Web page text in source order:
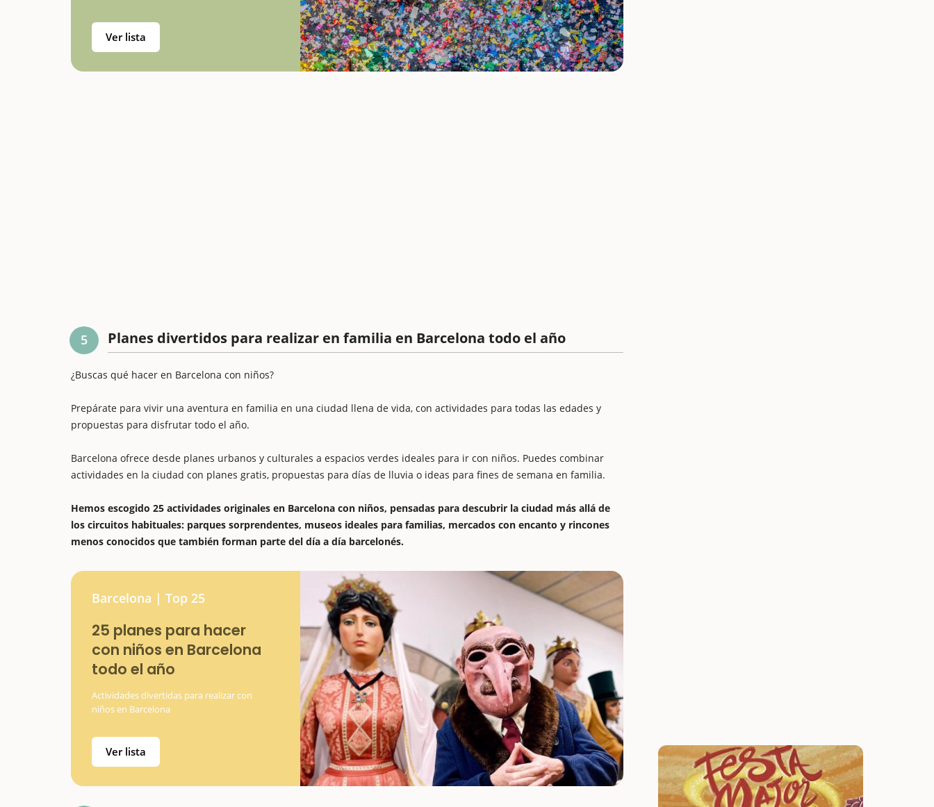
Ver lista
5 Planes divertidos para realizar en familia en Barcelona todo el año
¿Buscas qué hacer en Barcelona con niños?
Prepárate para vivir una aventura en familia en una ciudad llena de vida, con actividades para todas las edades y
propuestas para disfrutar todo el año.
Barcelona ofrece desde planes urbanos y culturales a espacios verdes ideales para ir con niños. Puedes combinar
actividades en la ciudad con planes gratis, propuestas para días de lluvia o ideas para fines de semana en familia.
Hemos escogido 25 actividades originales en Barcelona con niños, pensadas para descubrir la ciudad más allá de
los circuitos habituales: parques sorprendentes, museos ideales para familias, mercados con encanto y rincones
menos conocidos que también forman parte del día a día barcelonés.
Barcelona | Top 25
25 planes para hacer
con niños en Barcelona
todo el año
Actividades divertidas para realizar con
niños en Barcelona
Ver lista